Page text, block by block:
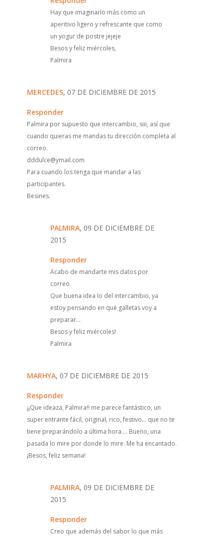
Hay que imaginarlo más como un
aperitivo ligero y refrescante que como
un yogur de postre jejeje
Besos y feliz miércoles,
Palmira
MERCEDES, 07 DE DICIEMBRE DE 2015
Responder
Palmira por supuesto que intercambio, siii, así que
cuando quieras me mandas tu dirección completa al
correo.
dddulce@ymail.com
Para cuando los tenga que mandar a las
participantes.
Besines.
PALMIRA, 09 DE DICIEMBRE DE
2015
Responder
Acabo de mandarte mis datos por
correo.
Que buena idea lo del intercambio, ya
estoy pensando en qué galletas voy a
preparar...
Besos y feliz miércoles!
Palmira
MARHYA, 07 DE DICIEMBRE DE 2015
Responder
¡¡Que ideaza, Palmira!! me parece fantástico, un
super entrante fácil, original, rico, festivo... que no te
tiene preparándolo a última hora.... Bueno, una
pasada lo mire por donde lo mire. Me ha encantado.
¡Besos, feliz semana!
PALMIRA, 09 DE DICIEMBRE DE
2015
Responder
Creo que además del sabor lo que más